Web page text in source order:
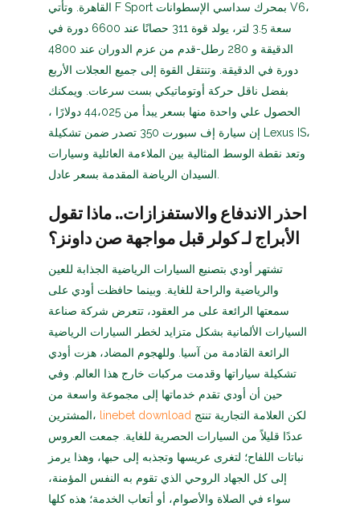
القاهرة. وتأتي F Sport بمحرك سداسي الإسطوانات V6،
سعة 3.5 لتر، يولد قوة 311 حصانًا عند 6600 دورة في
الدقيقة و 280 رطل-قدم من عزم الدوران عند 4800
دورة في الدقيقة. وتنتقل القوة إلى جميع العجلات الأربع
بفضل ناقل حركة أوتوماتيكي بست سرعات. ويمكنك
الحصول علي واحدة منها بسعر يبدأ من 44،025 دولارًا ،
إن سيارة إف سبورت 350 تصدر ضمن تشكيلة Lexus IS،
وتعد نقطة الوسط المثالية بين الملاءمة العائلية وسيارات
احذر الاندفاع والاستفزازات.. ماذا تقول
الأبراج لـ كولر قبل مواجهة صن داونز؟
تشتهر أودي بتصنيع السيارات الرياضية الجذابة للعين
والرياضية والراحة للغاية. وبينما حافظت أودي على
سمعتها الرائعة على مر العقود، تتعرض شركة صناعة
السيارات الألمانية بشكل متزايد لخطر السيارات الرياضية
الرائعة القادمة من آسيا. وللهجوم المضاد، هزت أودي
تشكيلة سياراتها وقدمت مركبات خارج هذا العالم. وفي
حين أن أودي تقدم خدماتها إلى مجموعة واسعة من
المشترين،
linebet download
عددًا قليلاً من السيارات الحصرية للغاية. جمعت العروس
نباتات اللفاح؛ لتغرى عريسها وتجذبه إلى حبها، وهذا يرمز
إلى كل الجهاد الروحي الذي تقوم به النفس المؤمنة،
سواء في الصلاة والأصوام، أو أتعاب الخدمة؛ هذه كلها